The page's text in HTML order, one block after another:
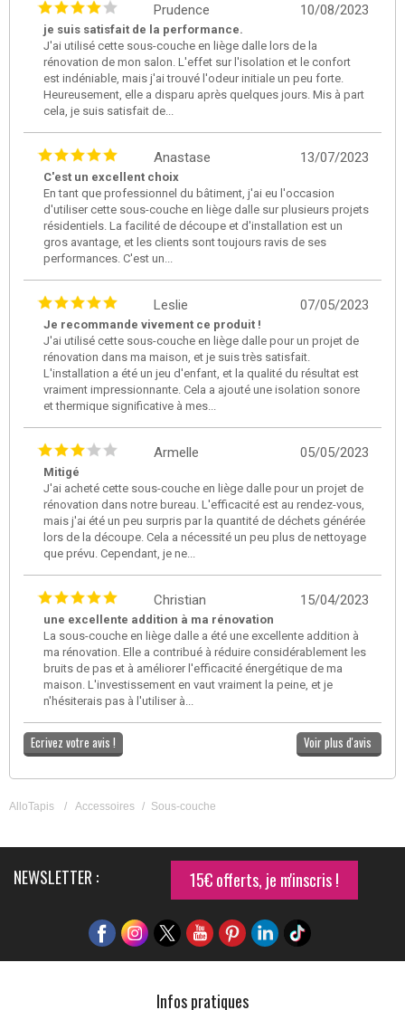
10/08/2023
Prudence
je suis satisfait de la performance.
J'ai utilisé cette sous-couche en liège dalle lors de la
rénovation de mon salon. L'effet sur l'isolation et le confort
est indéniable, mais j'ai trouvé l'odeur initiale un peu forte.
Heureusement, elle a disparu après quelques jours. Mis à part
cela, je suis satisfait de...
13/07/2023
Anastase
C'est un excellent choix
En tant que professionnel du bâtiment, j'ai eu l'occasion
d'utiliser cette sous-couche en liège dalle sur plusieurs projets
résidentiels. La facilité de découpe et d'installation est un
gros avantage, et les clients sont toujours ravis de ses
performances. C'est un...
07/05/2023
Leslie
Je recommande vivement ce produit !
J'ai utilisé cette sous-couche en liège dalle pour un projet de
rénovation dans ma maison, et je suis très satisfait.
L'installation a été un jeu d'enfant, et la qualité du résultat est
vraiment impressionnante. Cela a ajouté une isolation sonore
et thermique significative à mes...
05/05/2023
Armelle
Mitigé
J'ai acheté cette sous-couche en liège dalle pour un projet de
rénovation dans notre bureau. L'efficacité est au rendez-vous,
mais j'ai été un peu surpris par la quantité de déchets générée
lors de la découpe. Cela a nécessité un peu plus de nettoyage
que prévu. Cependant, je ne...
15/04/2023
Christian
une excellente addition à ma rénovation
La sous-couche en liège dalle a été une excellente addition à
ma rénovation. Elle a contribué à réduire considérablement les
bruits de pas et à améliorer l'efficacité énergétique de ma
maison. L'investissement en vaut vraiment la peine, et je
n'hésiterais pas à l'utiliser à...
Ecrivez votre avis ! Voir plus d'avis
AlloTapis / Accessoires / Sous-couche
NEWSLETTER : 15€ offerts, je m'inscris !
Infos pratiques